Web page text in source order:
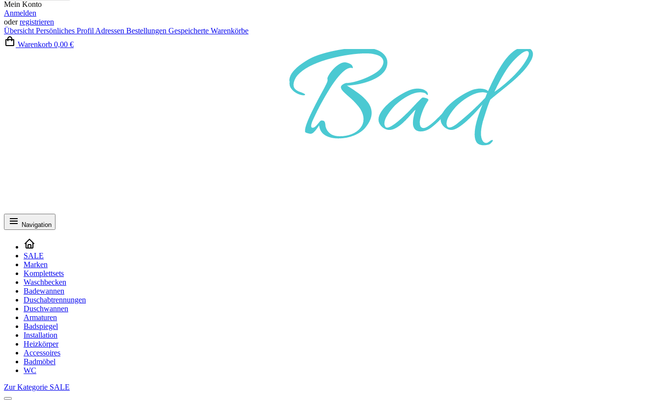
Mein Konto
Anmelden
oderregistrieren
Übersicht Persönliches Profil Adressen Bestellungen Gespeicherte Warenkörbe
Warenkorb 0,00 €
Navigation
SALE
Marken
Komplettsets
Waschbecken
Badewannen
Duschabtrennungen
Duschwannen
Armaturen
Badspiegel
Installation
Heizkörper
Accessoires
Badmöbel
WC
Zur Kategorie SALE